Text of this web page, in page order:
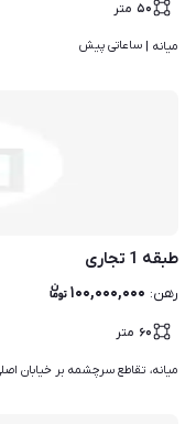
۵۰ متر
میانه | ساعاتی پیش
طبقه 1 تجاری
رهن: ۱۰۰,۰۰۰,۰۰۰
۶۰ متر
میانه، تقاطع سرچشمه بر خیابان